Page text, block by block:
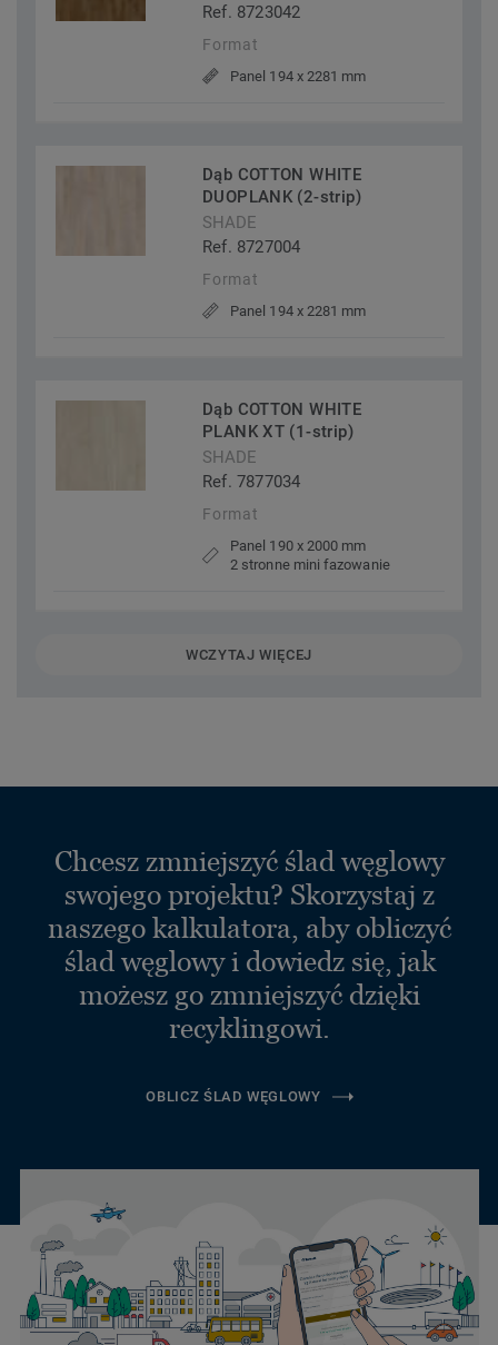
Ref. 8723042
Format
Panel 194 x 2281 mm
Dąb COTTON WHITE
DUOPLANK (2-strip)
SHADE
Ref. 8727004
Format
Panel 194 x 2281 mm
Dąb COTTON WHITE
PLANK XT (1-strip)
SHADE
Ref. 7877034
Format
Panel 190 x 2000 mm
2 stronne mini fazowanie
WCZYTAJ WIĘCEJ
Chcesz zmniejszyć ślad węglowy
swojego projektu? Skorzystaj z
naszego kalkulatora, aby obliczyć
ślad węglowy i dowiedz się, jak
możesz go zmniejszyć dzięki
recyklingowi.
OBLICZ ŚLAD WĘGLOWY